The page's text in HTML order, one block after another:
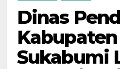
Dinas
Kabupaten
Sukabumi